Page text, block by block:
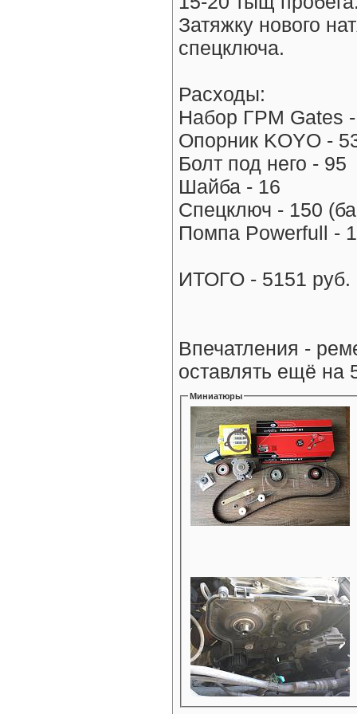
Затяжку нового
спецключа.
Расходы:
Набор ГРМ Gates
Опорник KOYO -
Болт под него - 95
Шайба - 16
Спецключ - 150
Помпа Powerfull -
ИТОГО - 5151 руб.
Впечатления -
оставлять ещё на
Миниатюры